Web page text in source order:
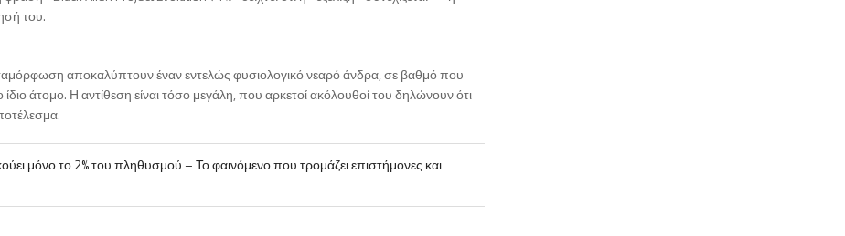
του.
αποκαλύπτουν έναν εντελώς φυσιολογικό νεαρό άνδρα, σε βαθμό που
άτομο. Η αντίθεση είναι τόσο μεγάλη, που αρκετοί ακόλουθοί του δηλώνουν ότι
μόνο το 2% του πληθυσμού – Το φαινόμενο που τρομάζει επιστήμονες και